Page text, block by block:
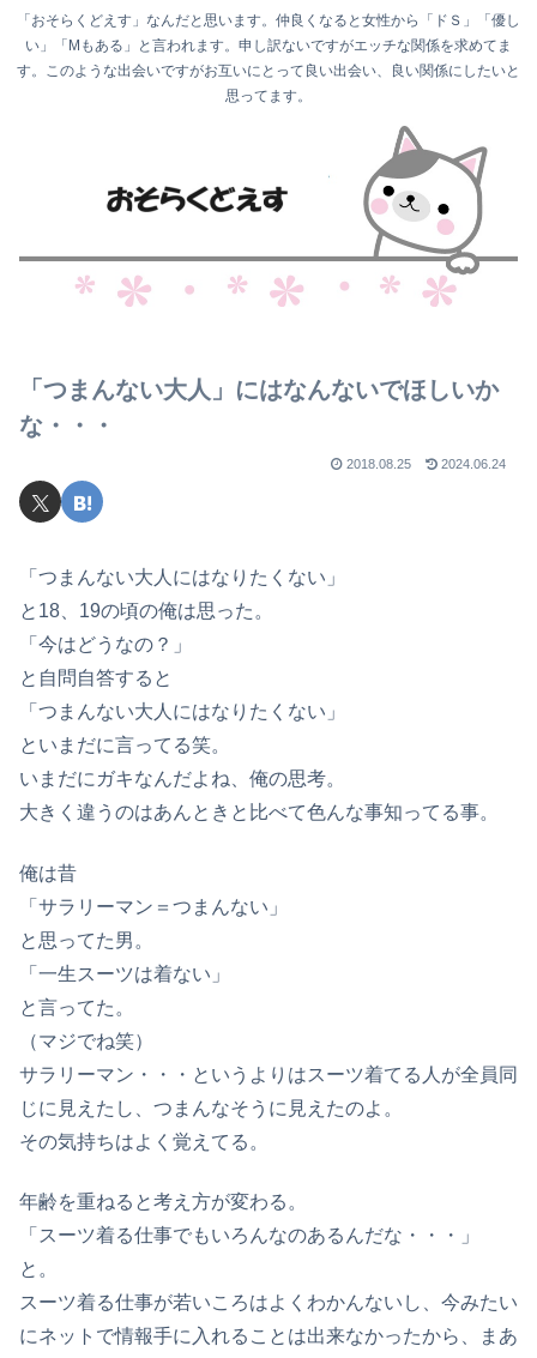
「おそらくどえす」なんだと思います。仲良くなると女性から「ドＳ」「優し
い」「Mもある」と言われます。申し訳ないですがエッチな関係を求めてま
す。このような出会いですがお互いにとって良い出会い、良い関係にしたいと
思ってます。
「つまんない大人」にはなんないでほしいか
な・・・
2018.08.25 2024.06.24
「つまんない大人にはなりたくない」
と18、19の頃の俺は思った。
「今はどうなの？」
と自問自答すると
「つまんない大人にはなりたくない」
といまだに言ってる笑。
いまだにガキなんだよね、俺の思考。
大きく違うのはあんときと比べて色んな事知ってる事。
俺は昔
「サラリーマン＝つまんない」
と思ってた男。
「一生スーツは着ない」
と言ってた。
（マジでね笑）
サラリーマン・・・というよりはスーツ着てる人が全員同
じに見えたし、つまんなそうに見えたのよ。
その気持ちはよく覚えてる。
年齢を重ねると考え方が変わる。
「スーツ着る仕事でもいろんなのあるんだな・・・」
と。
スーツ着る仕事が若いころはよくわかんないし、今みたい
にネットで情報手に入れることは出来なかったから、まあ